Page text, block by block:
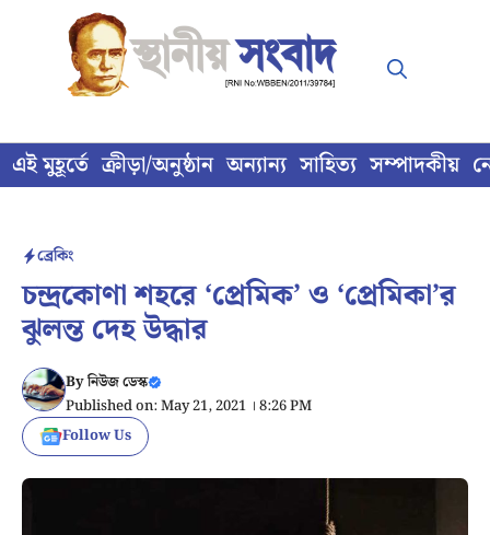
content
এই মুহূর্তে ক্রীড়া/অনুষ্ঠান অন্যান্য সাহিত্য সম্পাদকীয়
ব্রেকিং
চন্দ্রকোণা শহরে ‘প্রেমিক’ ও ‘প্রেমিকা’র
ঝুলন্ত দেহ উদ্ধার
Byনিউজ ডেস্ক
Published on: May 21, 2021 । 8:26 PM
Follow Us